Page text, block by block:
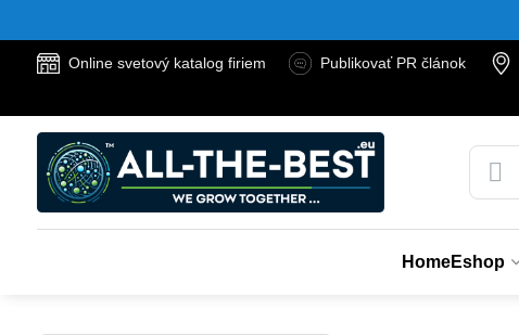
Online svetový katalog firiem Publikovať PR článok
HomeEshop